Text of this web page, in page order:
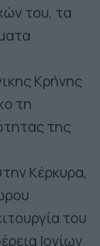
του, τα
Κρήνης
τη
της
Κέρκυρα,
του
Ιονίων